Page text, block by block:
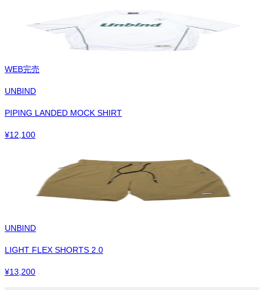
WEB完売
UNBIND
PIPING LANDED MOCK SHIRT
¥12,100
UNBIND
LIGHT FLEX SHORTS 2.0
¥13,200